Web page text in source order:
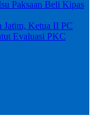
Paksaan Beli Kipas
Jatim, Ketua II PC
Evaluasi PKC